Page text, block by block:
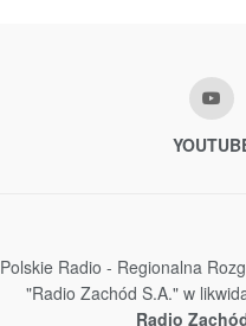
Polskie Radio - Regionalna
"Radio Zachód S.A." w
Radio